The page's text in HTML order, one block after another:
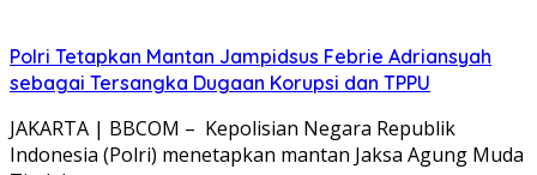
Polri Tetapkan Mantan Jampidsus Febrie Adriansyah
sebagai Tersangka Dugaan Korupsi dan TPPU
JAKARTA | BBCOM – Kepolisian Negara Republik
Indonesia (Polri) menetapkan mantan Jaksa Agung Muda